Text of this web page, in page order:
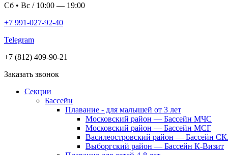
Сб • Вс / 10:00 — 19:00
+7 991-027-92-40
Telegram
+7 (812) 409-90-21
Заказать звонок
Секции
Бассейн
Плавание - для малышей от 3 лет
Московский район — Бассейн МЧС
Московский район — Бассейн МСГ
Василеостровский район — Бассейн
Выборгский район — Бассейн К-Визит